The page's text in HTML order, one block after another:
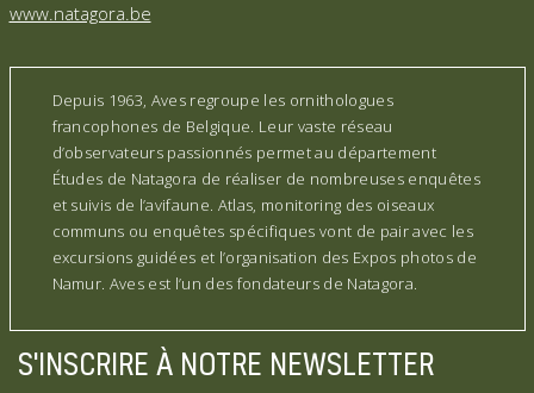
www.natagora.be
Depuis 1963, Aves regroupe les ornithologues
francophones de Belgique. Leur vaste réseau
d’observateurs passionnés permet au département
Études de Natagora de réaliser de nombreuses enquêtes
et suivis de l’avifaune. Atlas, monitoring des oiseaux
communs ou enquêtes spécifiques vont de pair avec les
excursions guidées et l’organisation des Expos photos de
Namur. Aves est l’un des fondateurs de Natagora.
S'INSCRIRE À NOTRE NEWSLETTER